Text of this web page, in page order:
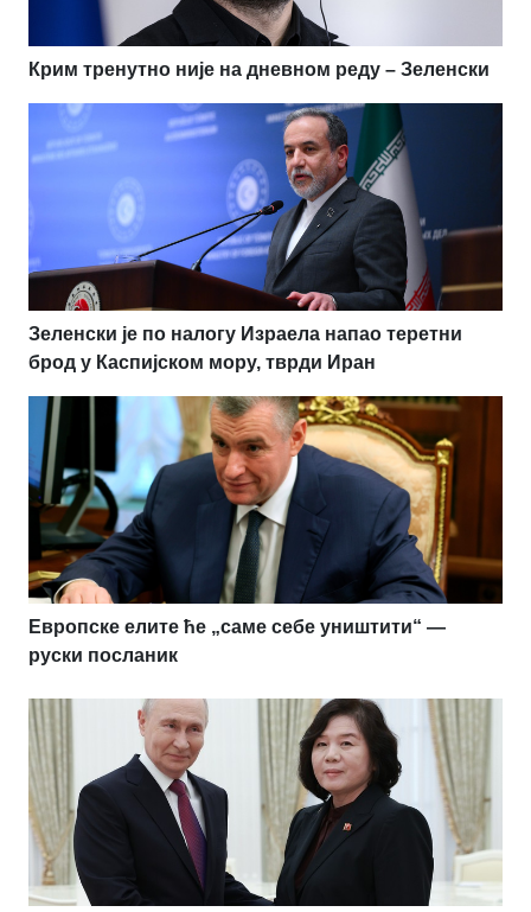
Крим тренутно није на дневном реду – Зеленски
Зеленски је по налогу Израела напао теретни
брод у Каспијском мору, тврди Иран
Европске елите ће „саме себе уништити“ —
руски посланик